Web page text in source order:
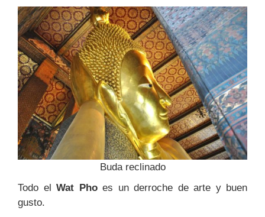
Buda reclinado
Todo el Wat Phoes un derroche de arte y buen
gusto.